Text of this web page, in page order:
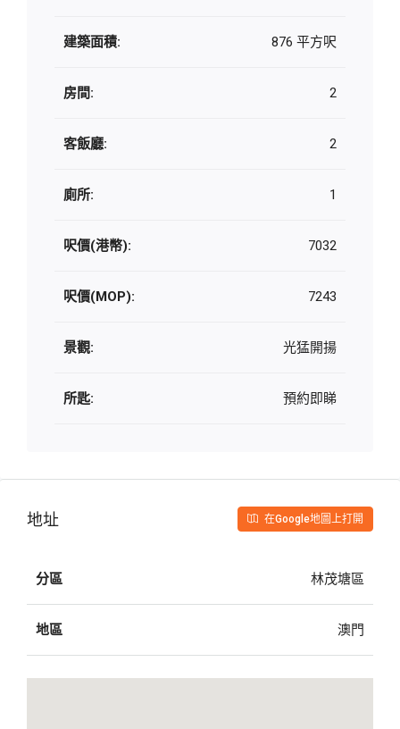
建築面積: 876 平方呎
房間: 2
客飯廳: 2
廁所: 1
呎價(港幣): 7032
呎價(MOP): 7243
景觀: 光猛開揚
所匙: 預約即睇
地址 在Google地圖上打開
分區 林茂塘區
地區 澳門